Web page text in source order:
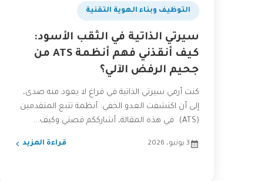
التوظيف وبناء الهوية التقنية
سيرتي الذاتية في الثقب الأسود:
كيف أنقذني فهم أنظمة ATS من
جحيم الرفض الآلي؟
كنت أرمي سيرتي الذاتية في فراغ لا يعود منه صدى،
إلى أن اكتشفت العدو الخفي: أنظمة تتبع المتقدمين
(ATS). في هذه المقالة، أشارككم قصتي وكيف...
3 يونيو، 2026 قراءة المزيد